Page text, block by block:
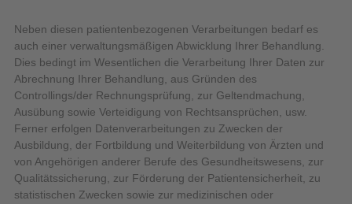
Neben diesen patientenbezogenen Verarbeitungen bedarf es
auch einer verwaltungsmäßigen Abwicklung Ihrer Behandlung.
Dies bedingt im Wesentlichen die Verarbeitung Ihrer Daten zur
Abrechnung Ihrer Behandlung, aus Gründen des
Controllings/der Rechnungsprüfung, zur Geltendmachung,
Ausübung sowie Verteidigung von Rechtsansprüchen, usw.
Ferner erfolgen Datenverarbeitungen zu Zwecken der
Ausbildung, der Fortbildung und Weiterbildung von Ärzten und
von Angehörigen anderer Berufe des Gesundheitswesens, zur
Qualitätssicherung, zur Förderung der Patientensicherheit, zu
statistischen Zwecken sowie zur medizinischen oder